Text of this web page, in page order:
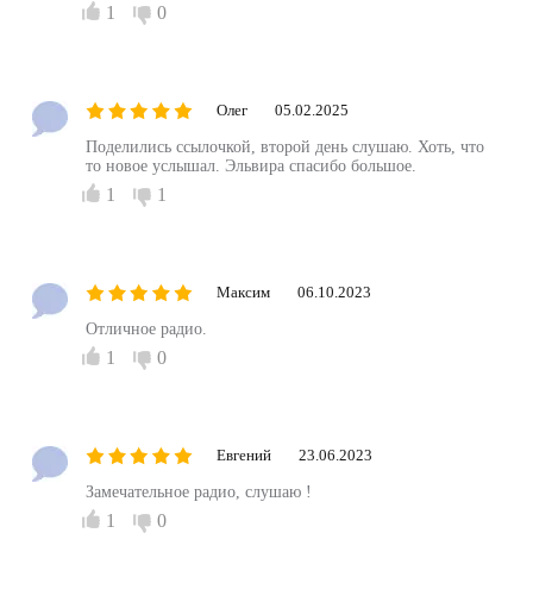
1 0
Олег 05.02.2025
Поделились ссылочкой, второй день слушаю. Хоть, что
то новое услышал. Эльвира спасибо большое.
1 1
Максим 06.10.2023
Отличное радио.
1 0
Евгений 23.06.2023
Замечательное радио, слушаю !
1 0